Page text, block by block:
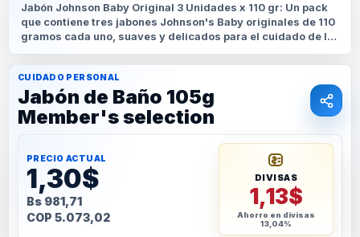
Jabón Johnson Baby Original 3 Unidades x 110 gr: Un pack
que contiene tres jabones Johnson's Baby originales de 110
gramos cada uno, suaves y delicados para el cuidado de la
CUIDADO PERSONAL
Jabón de Baño 105g
Member's selection
PRECIO ACTUAL
1,30$
Bs 981,71
COP 5.073,02
DIVISAS
1,13$
Ahorro en divisas
13,04%